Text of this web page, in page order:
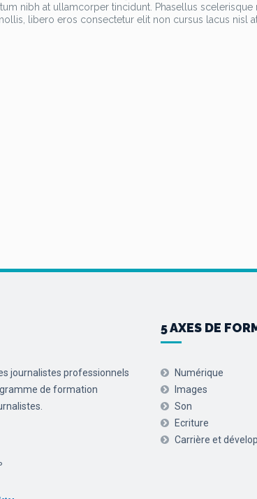
nibh at ullamcorper tincidunt. Phasellus
libero eros consectetur elit non cursus lacus nisl
journalistes professionnels
de formation
5 AXES DE
Numérique
Images
Son
Ecriture
Carrière et